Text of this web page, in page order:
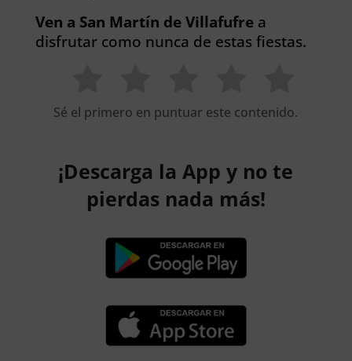
Ven a San Martín de Villafufrea
disfrutar como nunca de estas fiestas.
Sé el primero en puntuar este contenido.
¡Descarga la App y no te
pierdas nada más!